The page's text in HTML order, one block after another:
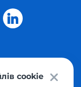
захищені
cookie